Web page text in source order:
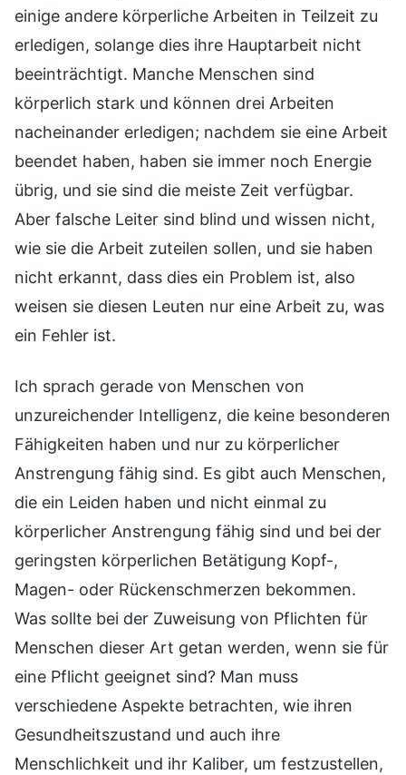
einige andere körperliche Arbeiten in Teilzeit zu
erledigen, solange dies ihre Hauptarbeit nicht
beeinträchtigt. Manche Menschen sind
körperlich stark und können drei Arbeiten
nacheinander erledigen; nachdem sie eine Arbeit
beendet haben, haben sie immer noch Energie
übrig, und sie sind die meiste Zeit verfügbar.
Aber falsche Leiter sind blind und wissen nicht,
wie sie die Arbeit zuteilen sollen, und sie haben
nicht erkannt, dass dies ein Problem ist, also
weisen sie diesen Leuten nur eine Arbeit zu, was
ein Fehler ist.
Ich sprach gerade von Menschen von
unzureichender Intelligenz, die keine besonderen
Fähigkeiten haben und nur zu körperlicher
Anstrengung fähig sind. Es gibt auch Menschen,
die ein Leiden haben und nicht einmal zu
körperlicher Anstrengung fähig sind und bei der
geringsten körperlichen Betätigung Kopf-,
Magen- oder Rückenschmerzen bekommen.
Was sollte bei der Zuweisung von Pflichten für
Menschen dieser Art getan werden, wenn sie für
eine Pflicht geeignet sind? Man muss
verschiedene Aspekte betrachten, wie ihren
Gesundheitszustand und auch ihre
Menschlichkeit und ihr Kaliber, um festzustellen,